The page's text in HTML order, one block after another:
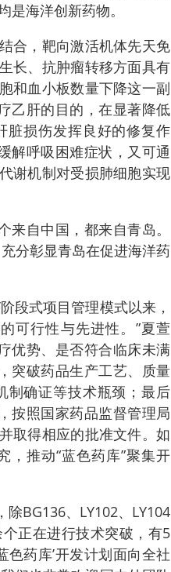
是海洋创新药物。
合，靶向激活机体先天免
长、抗肿瘤转移方面具有
和血小板数量下降这一副
乙肝的目的，在显著降低
脏损伤发挥良好的修复作
解呼吸困难症状，又可通
谢机制对受损肺细胞实现
自中国，都来自青岛。
分彰显青岛在促进海洋药
段式项目管理模式以来，
可行性与先进性。”夏萱
优势、是否符合临床未满
突破药品生产工艺、质量
制确证等技术瓶颈；最后
按照国家药品监督管理局
取得相应的批准文件。如
，推动“蓝色药库”聚集开
BG136、LY102、LY104
正在进行技术突破，有5
色药库’开发计划面向全社